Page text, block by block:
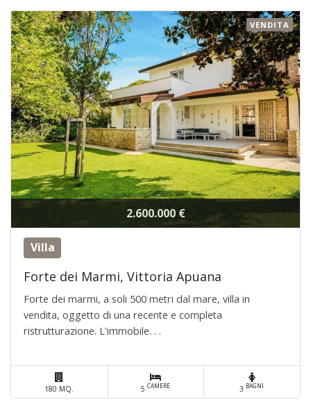
2.600.000 €
VENDITA
Villa
Forte dei Marmi, Vittoria Apuana
Forte dei marmi, a soli 500 metri dal mare, villa in
vendita, oggetto di una recente e completa
ristrutturazione. L'immobile. . .
180 MQ. 5CAMERE 3 BAGNI